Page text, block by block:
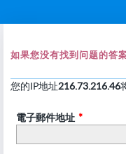
如果您没有找到问题的答
您的IP地址216.73.216.46
電子郵件地址 *